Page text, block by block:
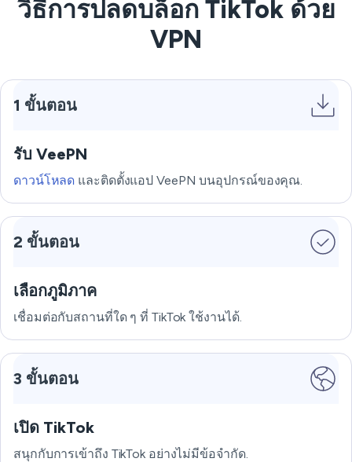
วิธีการปลดบล็อก TikTok ด้วย
VPN
1 ขั้นตอน
รับ VeePN
ดาวน์โหลด และติดตั้งแอป VeePN บนอุปกรณ์ของคุณ.
2 ขั้นตอน
เลือกภูมิภาค
เชื่อมต่อกับสถานที่ใด ๆ ที่ TikTok ใช้งานได้.
3 ขั้นตอน
เปิด TikTok
สนุกกับการเข้าถึง TikTok อย่างไม่มีข้อจำกัด.